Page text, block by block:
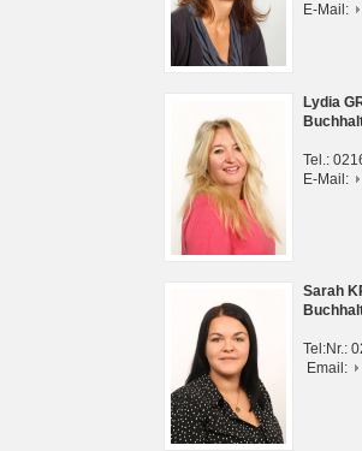
E-Mail:
Lydia
Tel.:
E-Mail:
Sarah
Tel:Nr.:
Email: